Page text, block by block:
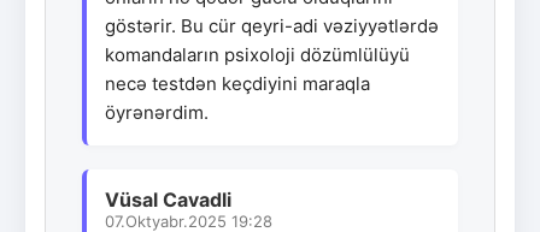
göstərir. Bu cür qeyri-adi vəziyyətlərdə
komandaların psixoloji dözümlülüyü
necə testdən keçdiyini maraqla
öyrənərdim.
Vüsal Cavadli
07.Oktyabr.2025 19:28